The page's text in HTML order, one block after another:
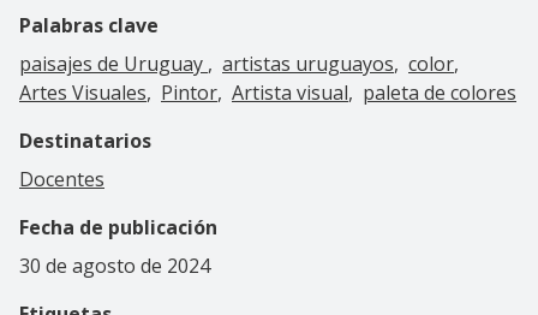
Palabras clave
paisajes de Uruguay
artistas uruguayos color
Artes Visuales
Pintor Artista visual
paleta de colores
Destinatarios
Docentes
Fecha de publicación
30 de agosto de 2024